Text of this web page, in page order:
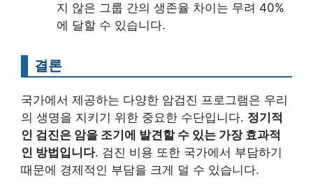
지 않은 그룹 간의 생존율 차이는 무려 40%
에 달할 수 있습니다.
결론
국가에서 제공하는 다양한 암검진 프로그램은 우리
의 생명을 지키기 위한 중요한 수단입니다. 정기적
인 검진은 암을 조기에 발견할 수 있는 가장 효과적
인 방법입니다. 검진 비용 또한 국가에서 부담하기
때문에 경제적인 부담을 크게 덜 수 있습니다.